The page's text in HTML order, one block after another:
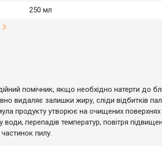
250 мл
помічник, якщо необхідно натерти до
видаляє залишки жиру, сліди відбитків
продукту утворює на очищених поверхнях
перепадів температур, повітря
пилу.